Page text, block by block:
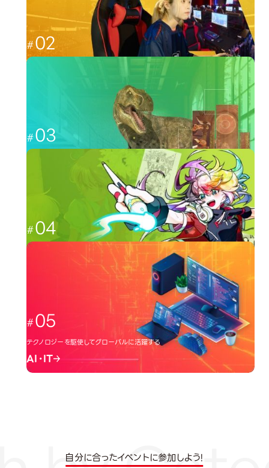
02
福岡から世界最強を目指す
03
CGと映像を駆使して、人々を魅了する
04
日本のクリエーター文化を広める
イラスト・アニメ
05
テクノロジーを駆使してグローバルに活躍する
AI・IT
自分に合ったイベントに参加しよう!